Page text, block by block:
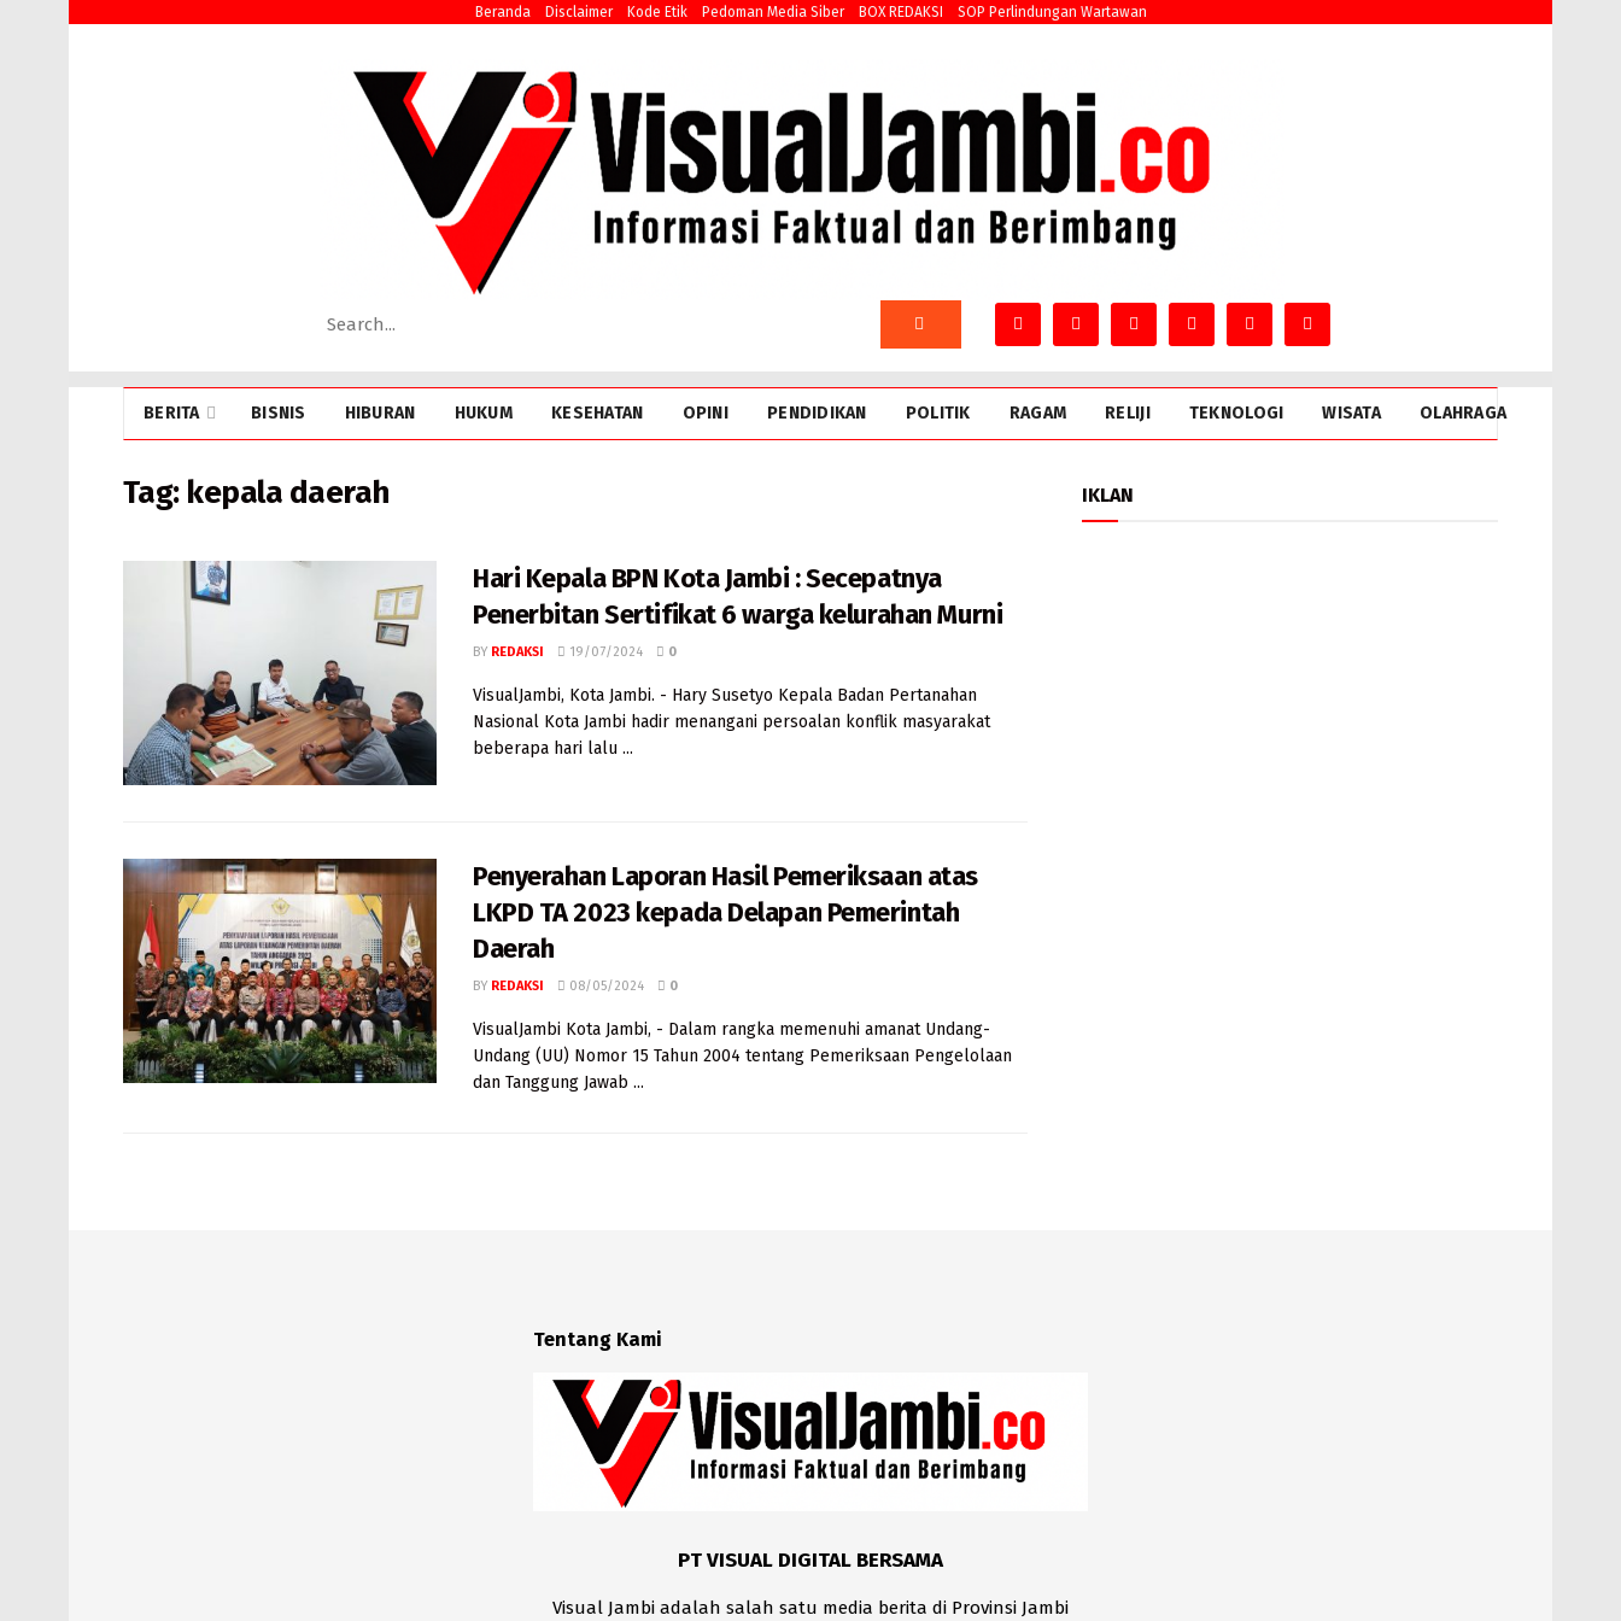
Beranda Disclaimer Kode Etik Pedoman Media Siber BOX REDAKSI SOP Perlindungan Wartawan
BERITA BISNIS HIBURAN HUKUM KESEHATAN OPINI PENDIDIKAN POLITIK RAGAM RELIJI TEKNOLOGI WISATA OLAHRAGA
Tag: kepala daerah
Hari Kepala BPN Kota Jambi : Secepatnya
Penerbitan Sertifikat 6 warga kelurahan Murni
BY REDAKSI 19/07/2024 0
VisualJambi, Kota Jambi. - Hary Susetyo Kepala Badan Pertanahan
Nasional Kota Jambi hadir menangani persoalan konflik masyarakat
beberapa hari lalu ...
Penyerahan Laporan Hasil Pemeriksaan atas
LKPD TA 2023 kepada Delapan Pemerintah
Daerah
BY REDAKSI 08/05/2024 0
VisualJambi Kota Jambi, - Dalam rangka memenuhi amanat Undang-
Undang (UU) Nomor 15 Tahun 2004 tentang Pemeriksaan Pengelolaan
dan Tanggung Jawab ...
IKLAN
Tentang Kami
PT VISUAL DIGITAL BERSAMA
Visual Jambi adalah salah satu media berita di Provinsi Jambi